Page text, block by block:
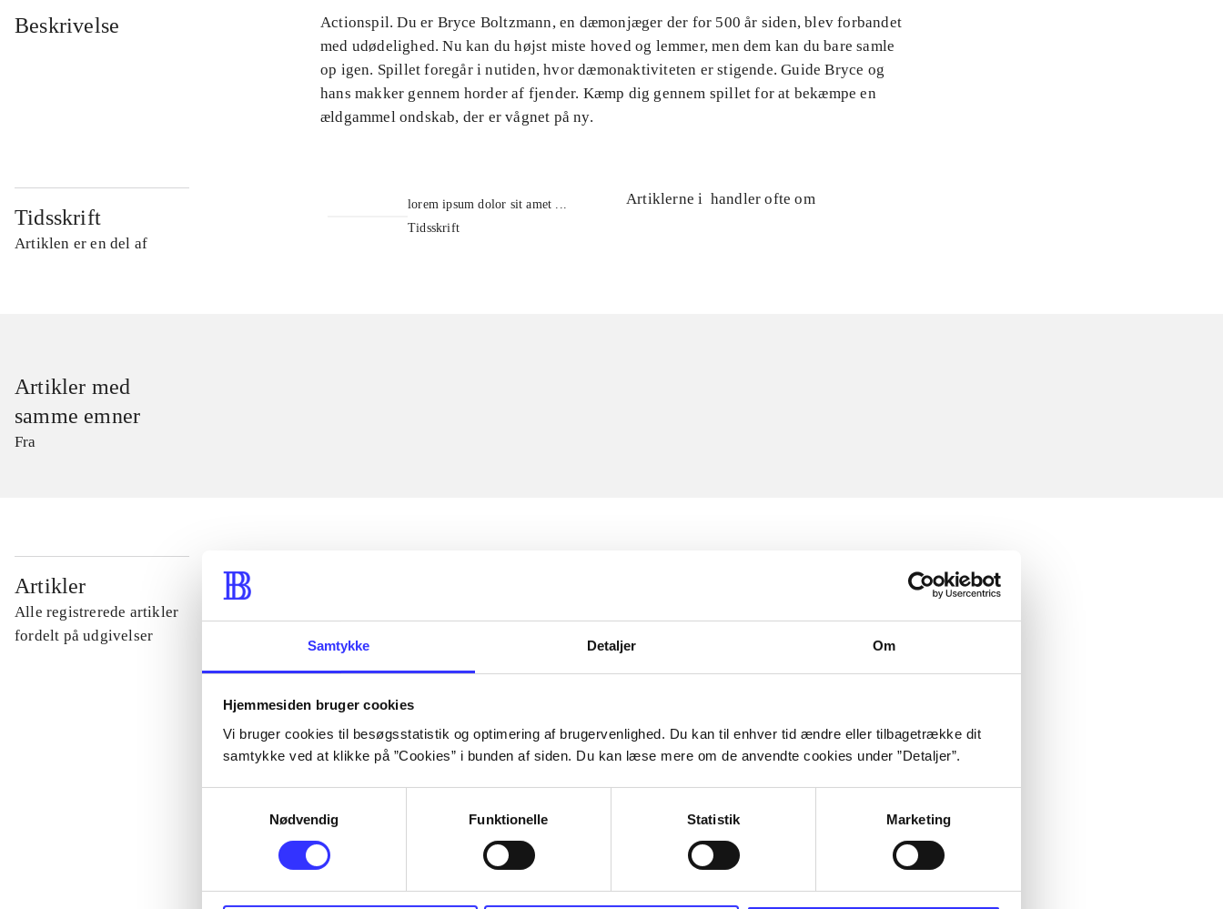
Samtykke Detaljer Om
Hjemmesiden bruger cookies
Vi bruger cookies til besøgsstatistik og optimering af brugervenlighed. Du kan til enhver tid ændre eller tilbagetrække dit
samtykke ved at klikke på ”Cookies” i bunden af siden. Du kan læse mere om de anvendte cookies under ”Detaljer”.
Nødvendig
Funktionelle Statistik Marketing
Beskrivelse
Actionspil. Du er Bryce Boltzmann, en dæmonjæger der for 500 år siden, blev forbandet
med udødelighed. Nu kan du højst miste hoved og lemmer, men dem kan du bare samle
op igen. Spillet foregår i nutiden, hvor dæmonaktiviteten er stigende. Guide Bryce og
hans makker gennem horder af fjender. Kæmp dig gennem spillet for at bekæmpe en
ældgammel ondskab, der er vågnet på ny.
Tidsskrift
Artiklen er en del af
lorem ipsum dolor sit amet ...
Tidsskrift
Artiklerne i handler ofte om
Artikler med
samme emner
Fra
Artikler
Alle registrerede artikler
fordelt på udgivelser
...